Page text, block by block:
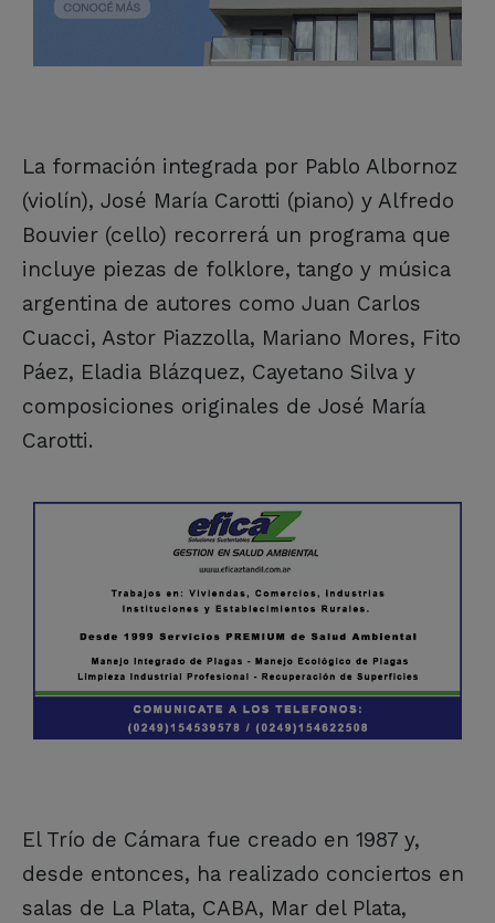
La formación integrada por Pablo Albornoz
(violín), José María Carotti (piano) y Alfredo
Bouvier (cello) recorrerá un programa que
incluye piezas de folklore, tango y música
argentina de autores como Juan Carlos
Cuacci, Astor Piazzolla, Mariano Mores, Fito
Páez, Eladia Blázquez, Cayetano Silva y
composiciones originales de José María
Carotti.
El Trío de Cámara fue creado en 1987 y,
desde entonces, ha realizado conciertos en
salas de La Plata, CABA, Mar del Plata,